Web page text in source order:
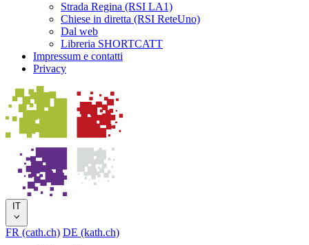
Strada Regina (RSI LA1)
Chiese in diretta (RSI ReteUno)
Dal web
Libreria SHORTCATT
Impressum e contatti
Privacy
IT
FR (cath.ch) DE (kath.ch)